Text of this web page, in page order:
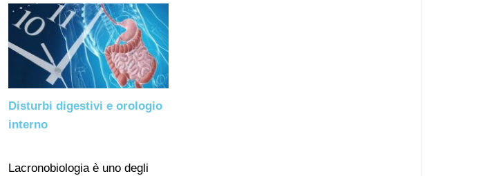
Disturbi digestivi e orologio
interno
Lacronobiologia è uno degli